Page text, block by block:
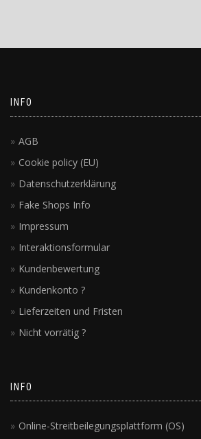
INFO
AGB
Cookie policy (EU)
Datenschutzerklärung
Fake Shops Info
Impressum
Interaktionsformular
Kundenbewertung
Kundenkonto ?
Lieferzeiten und Fristen
Nicht vorrätig ?
INFO
Online-Streitbeilegungsplattform (OS)